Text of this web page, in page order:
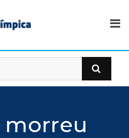
morreu